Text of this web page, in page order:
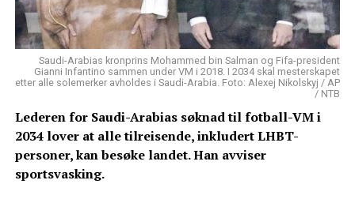
Saudi-Arabias kronprins Mohammed bin Salman og Fifa-president
Gianni Infantino sammen under VM i 2018. I 2034 skal mesterskapet
etter alle solemerker avholdes i Saudi-Arabia. Foto: Alexej Nikolskyj / AP
/ NTB
Lederen for Saudi-Arabias søknad til fotball-VM i
2034 lover at alle tilreisende, inkludert LHBT-
personer, kan besøke landet. Han avviser
sportsvasking.